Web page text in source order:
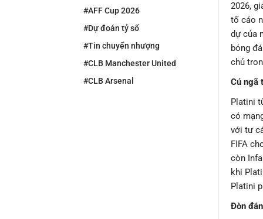
#AFF Cup 2026
#Dự đoán tỷ số
#Tin chuyển nhượng
#CLB Manchester United
#CLB Arsenal
2026,
tố cáo
dự của
bóng
chủ
Cú ngã
Platini
có
với tư
FIFA
còn
khi
Platini
Đòn